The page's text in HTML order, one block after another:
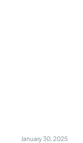
January 30, 2025